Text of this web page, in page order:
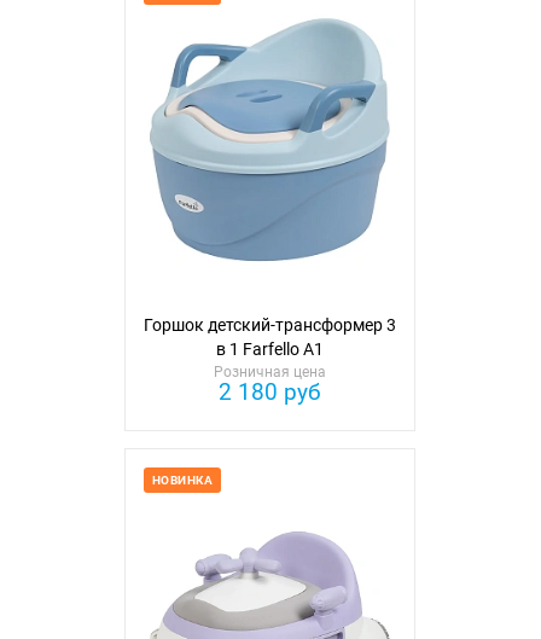
Горшок детский-трансформер 3
в 1 Farfello A1
Розничная цена
2 180 руб
НОВИНКА